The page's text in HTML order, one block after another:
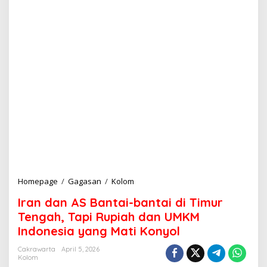
Homepage / Gagasan / Kolom
a
a
Iran dan AS Bantai-bantai di Timur
Tengah, Tapi Rupiah dan UMKM
Indonesia yang Mati Konyol
Cakrawarta
April 5, 2026
Kolom